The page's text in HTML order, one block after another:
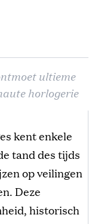
ultieme
horlogerie
kent enkele
tand des tijds
op veilingen
Deze
historisch